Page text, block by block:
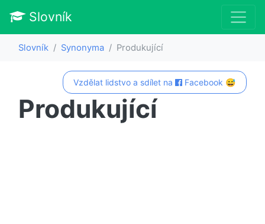
Slovník
Slovník Synonyma Produkující
Vzdělat lidstvo a sdílet na Facebook 😅
Produkující